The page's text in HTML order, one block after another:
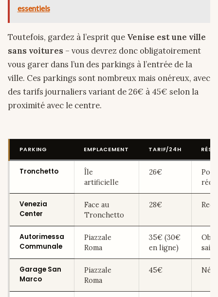
essentiels
Toutefois, gardez à l’esprit que Venise est une ville
sans voitures – vous devrez donc obligatoirement
vous garer dans l’un des parkings à l’entrée de la
ville. Ces parkings sont nombreux mais onéreux, avec
des tarifs journaliers variant de 26€ à 45€ selon la
proximité avec le centre.
PARKING EMPLACEMENT TARIF/24H
Tronchetto
Île
artificielle
26€
Venezia
Center
Face au
Tronchetto
28€
Autorimessa
Communale
Piazzale
Roma
35€ (30€
en ligne)
Garage San
Marco
Piazzale
Roma
45€